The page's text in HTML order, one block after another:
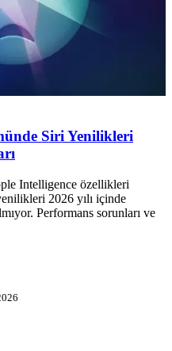
Siri Yenilikleri
Intelligence özellikleri
2026 yılı içinde
Performans sorunları ve